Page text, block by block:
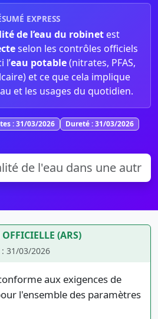
EXPRESS
de l’eau du robinetest
selon les contrôles officiels
l’eau potable(nitrates, PFAS,
et ce que cela implique
et les usages du quotidien.
: 31/03/2026
Dureté : 31/03/2026
(ARS)
31/03/2026
aux exigences de
l'ensemble des paramètres